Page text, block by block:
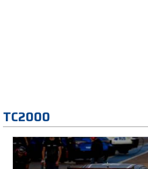
TC2000